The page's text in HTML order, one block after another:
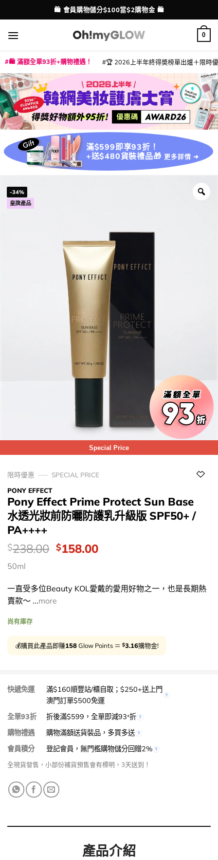
to
content
配送港澳
💳 支援消費券、FPS、八達通、PAYME、信用卡付款
0
🛍️ 滿額全單93折+購物禮遇！ 🏆 2026上半年終得奬榜單出爐＋限時
滿$599即享93折！
+送$480貨裝禮品🎁 更多詳情 ➜
-34%
皇牌產品
Special Price
限時優惠
SPECIAL PRICE
PONY EFFECT
Pony Effect Prime Protect Sun Base
水透光妝前防曬防護乳升級版 SPF50+ /
PA++++
價
錢：
$238.00 Original
$238.00.
$158.00Current
$158.00.
50ml
一直受多位Beauty KOL愛戴的愛用好物之一，也是長期熱
賣款～ ...more
尚有庫存
💰購買此產品即賺158Glow Points ＝ $3.16購物金!
快遞免運
滿$160順豐站/櫃自取；$250+送上門
澳門訂單$500免運
全單93折
折後滿$599，全單即減93*折
購物禮遇
購物滿額送貨裝品，多買多送
會員積分
登記會員，無門檻購物儲分回贈2%
全現貨發售，小部份補貨預售會有標明，3天送到！
產品介紹